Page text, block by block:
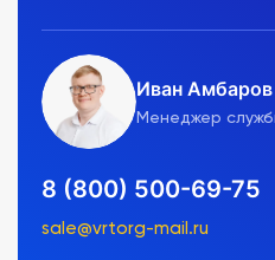
Иван Амбаров
Менеджер
8 (800) 500-69-75
sale@vrtorg-mail.ru